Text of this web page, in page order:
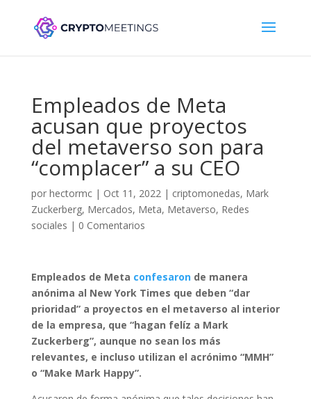
Empleados de Meta
acusan que proyectos
del metaverso son para
“complacer” a su CEO
por hectormc| Oct 11, 2022| criptomonedas, Mark
Zuckerberg, Mercados, Meta, Metaverso, Redes
sociales | 0 Comentarios
Empleados de Meta confesaronde manera
anónima al New York Times que deben “dar
prioridad” a proyectos en el metaverso al interior
de la empresa, que “hagan felíz a Mark
Zuckerberg”, aunque no sean los más
relevantes, e incluso utilizan el acrónimo “MMH”
o “Make Mark Happy”.